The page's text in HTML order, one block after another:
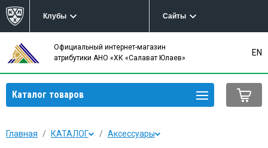
Клубы Сайты
Официальный интернет-магазин
атрибутики АНО «ХК «Салават Юлаев»
EN
Каталог товаров
Главная КАТАЛОГ Аксессуары